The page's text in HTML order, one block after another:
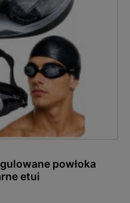
powłoka
etui